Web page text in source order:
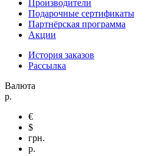
Производители
Подарочные сертификаты
Партнёрская программа
Акции
История заказов
Рассылка
Валюта
р.
€
$
грн.
р.